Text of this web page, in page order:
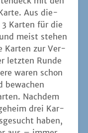
aktu­ell aus­lie­
ich das nicht,
am Zug und
gepasst, dann
Mit­spie­len­den
als Feu­
die den
gewinn­brin­
bekom­me
somit